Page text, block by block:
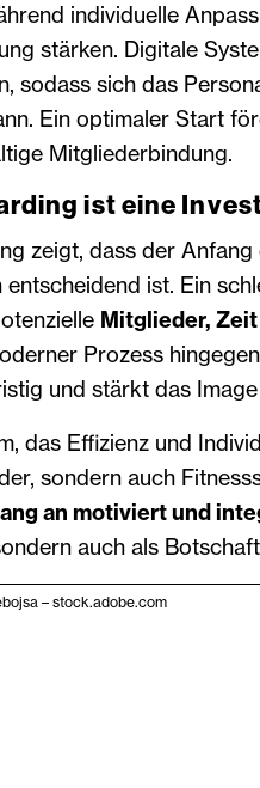
individuelle
stärken. Digitale
sodass sich das
Ein optimaler Start
Mitgliederbindung.
ist eine
zeigt, dass der
ist. Ein
Mitglieder,
Prozess
und stärkt das
das Effizienz und
sondern auch
an motiviert und
auch als
– stock.adobe.com